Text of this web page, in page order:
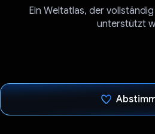
Ein Weltatlas, der
unterstützt